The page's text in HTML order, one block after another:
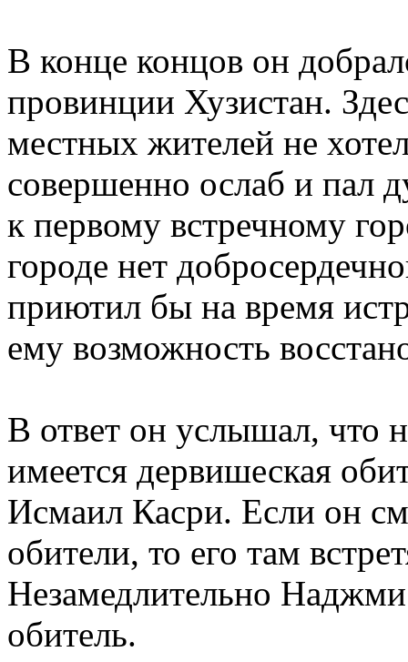
В конце концов он
провинции Хузистан.
местных жителей не
совершенно ослаб и пал
к первому встречному
городе нет
приютил бы на время
ему возможность
В ответ он услышал, что
имеется дервишеская
Исмаил Касри. Если он
обители, то его там
Незамедлительно
обитель.